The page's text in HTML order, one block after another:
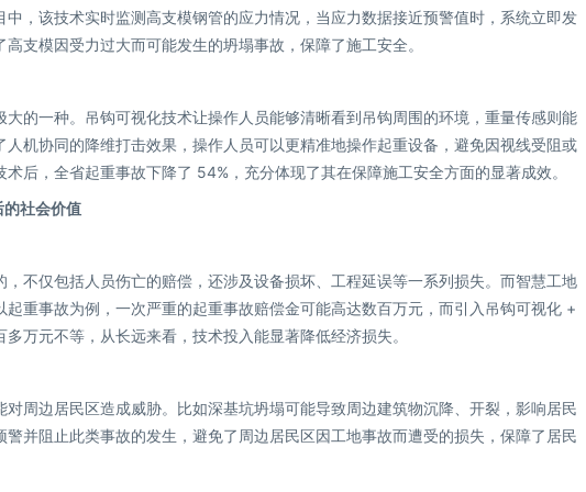
中，该技术实时监测高支模钢管的应力情况，当应力数据接近预警值时，系统立即发
支模因受力过大而可能发生的坍塌事故，保障了施工安全。
的一种。吊钩可视化技术让操作人员能够清晰看到吊钩周围的环境，重量传感则能
机协同的降维打击效果，操作人员可以更精准地操作起重设备，避免因视线受阻或
后，全省起重事故下降了 54%，充分体现了其在保障施工安全方面的显著成效。
的社会价值
不仅包括人员伤亡的赔偿，还涉及设备损坏、工程延误等一系列损失。而智慧工地
重事故为例，一次严重的起重事故赔偿金可能高达数百万元，而引入吊钩可视化 +
万元不等，从长远来看，技术投入能显著降低经济损失。
周边居民区造成威胁。比如深基坑坍塌可能导致周边建筑物沉降、开裂，影响居民
并阻止此类事故的发生，避免了周边居民区因工地事故而遭受的损失，保障了居民